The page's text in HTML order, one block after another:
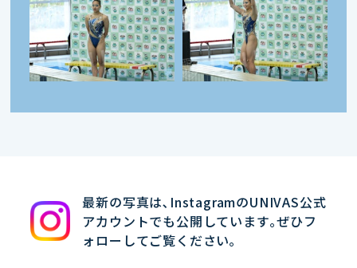
最新の写真は､InstagramのUNIVAS公式
アカウントでも公開しています｡ぜひフ
ォローしてご覧ください｡